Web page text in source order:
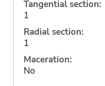
Tangential section:
1
Radial section:
1
Maceration:
No